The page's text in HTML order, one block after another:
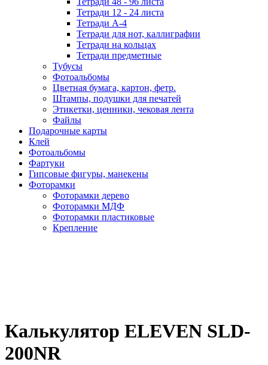
Тетради 12 - 24 листа
Тетради А-4
Тетради для нот, каллиграфии
Тетради на кольцах
Тетради предметные
Тубусы
Фотоальбомы
Цветная бумага, картон, фетр.
Штампы, подушки для печатей
Этикетки, ценники, чековая лента
Файлы
Подарочные карты
Клей
Фотоальбомы
Фартуки
Гипсовые фигуры, манекены
Фоторамки
Фоторамки дерево
Фоторамки МДФ
Фоторамки пластиковые
Крепление
Калькулятор ELEVEN SLD-
200NR